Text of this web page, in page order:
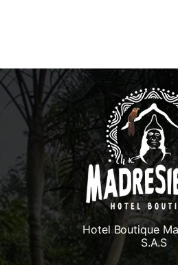
Hotel Boutique
S.A.S